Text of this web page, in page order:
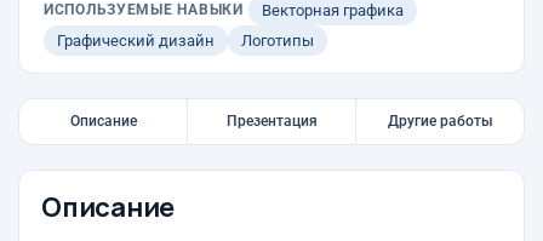
ИСПОЛЬЗУЕМЫЕ НАВЫКИ
Векторная графика
Графический дизайн
Логотипы
Описание Презентация Другие работы
Описание